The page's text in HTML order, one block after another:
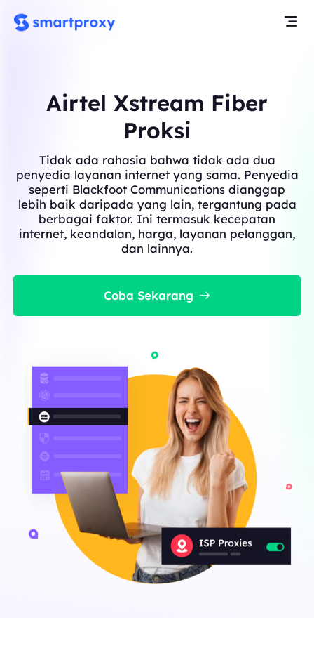
Airtel Xstream Fiber
Proksi
Tidak ada rahasia bahwa tidak ada dua
penyedia layanan internet yang sama. Penyedia
seperti Blackfoot Communications dianggap
lebih baik daripada yang lain, tergantung pada
berbagai faktor. Ini termasuk kecepatan
internet, keandalan, harga, layanan pelanggan,
dan lainnya.
Coba Sekarang